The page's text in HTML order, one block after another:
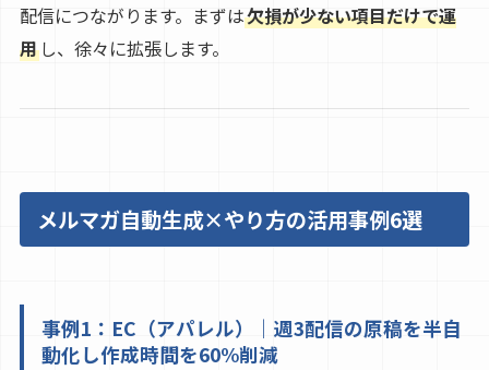
配信につながります。まずは欠損が少ない項目だけで運
用し、徐々に拡張します。
メルマガ自動生成×やり方の活用事例6選
事例1：EC（アパレル）｜週3配信の原稿を半自
動化し作成時間を60%削減